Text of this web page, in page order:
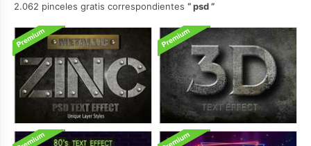
2.062 pinceles gratis correspondientes
psd